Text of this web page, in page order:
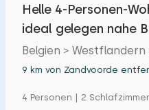
Helle 4-Personen-
ideal gelegen nahe
Belgien > Westflandern
9 km von Zandvoorde
4 Personen | 2